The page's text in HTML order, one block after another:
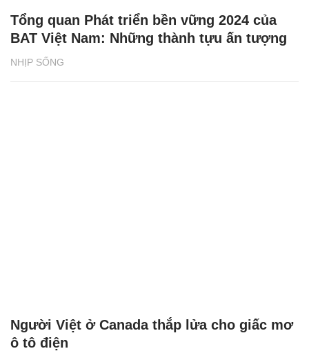
NHỊP SỐNG
Tổng quan Phát triển bền vững 2024 của
BAT Việt Nam: Những thành tựu ấn tượng
Người Việt ở Canada thắp lửa cho giấc mơ
ô tô điện